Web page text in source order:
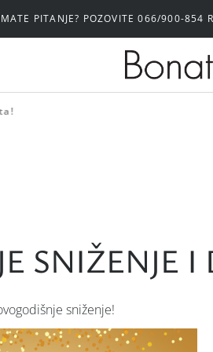
PITANJE? POZOVITE 066/900-854
SNIŽENJE I
sniženje!